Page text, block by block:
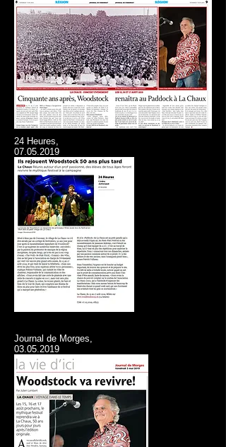
24 Heures,
07.05.2019
Journal de Morges,
03.05.2019